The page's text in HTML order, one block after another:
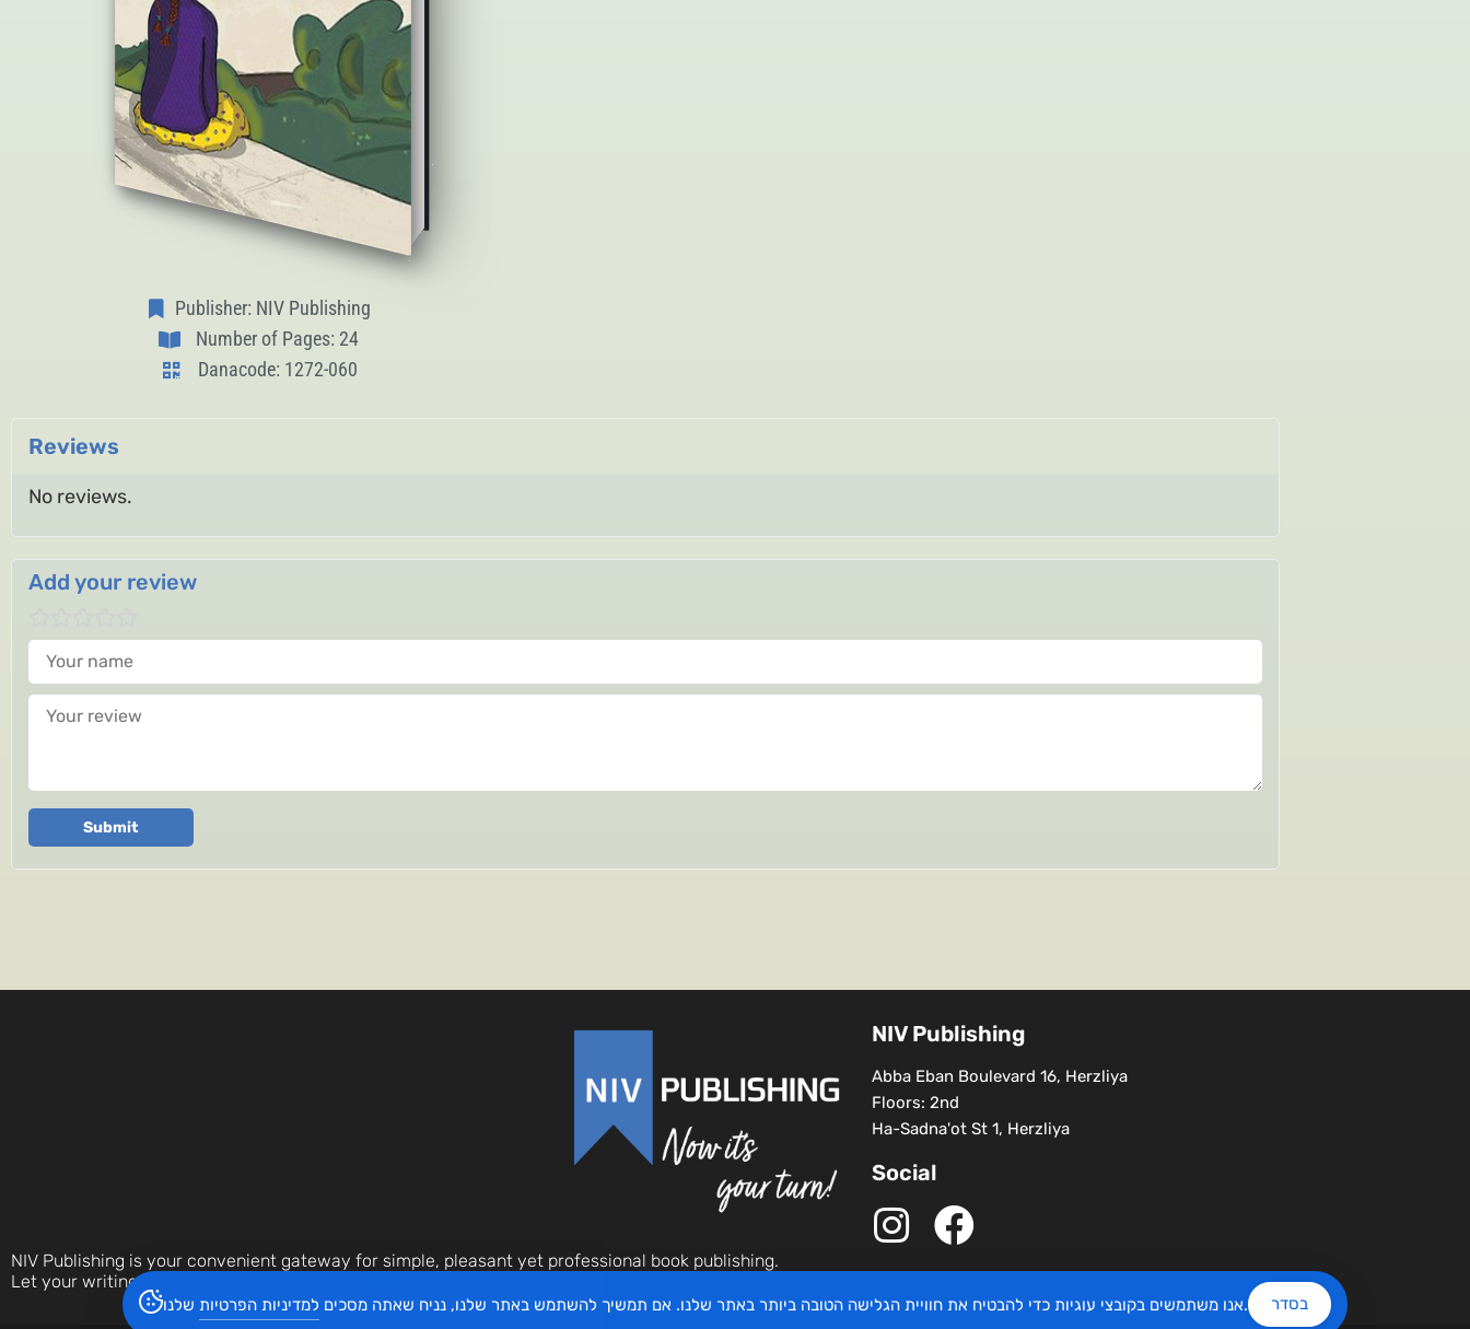
Publisher: NIV Publishing
Number of Pages: 24
Danacode: 1272-060
Reviews
No reviews.
Add your review
Your name
Your review
Submit
NIV Publishing is your convenient gateway for simple, pleasant yet professional book publishing.
Let your writings be discovered by the world today.
NIV Publishing
Abba Eban Boulevard 16, Herzliya
Floors: 2nd
Ha-Sadna'ot St 1, Herzliya
Social
אנו משתמשים בקובצי עוגיות כדי להבטיח את חוויית הגלישה הטובה ביותר באתר שלנו. אם תמשיך להשתמש באתר שלנו, נניח שאתה מסכים למדיניות הפרטיות שלנו. בסדר